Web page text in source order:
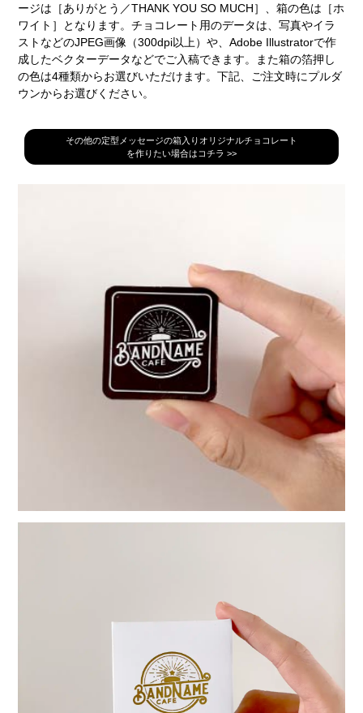
ージは［ありがとう／THANK YOU SO MUCH］、箱の色は［ホ
ワイト］となります。チョコレート用のデータは、写真やイラ
ストなどのJPEG画像（300dpi以上）や、Adobe Illustratorで作
成したベクターデータなどでご入稿できます。また箱の箔押し
の色は4種類からお選びいただけます。下記、ご注文時にプルダ
ウンからお選びください。
その他の定型メッセージの箱入りオリジナルチョコレート
を作りたい場合はコチラ >>